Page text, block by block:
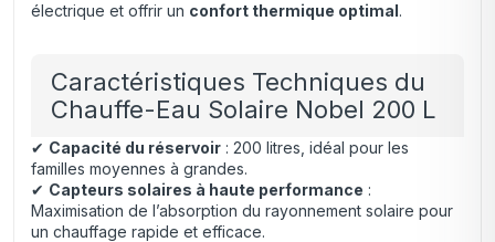
électrique et offrir un confort thermique optimal.
Caractéristiques Techniques du
Chauffe-Eau Solaire Nobel 200 L
✔ Capacité du réservoir : 200 litres, idéal pour les
familles moyennes à grandes.
✔ Capteurs solaires à haute performance :
Maximisation de l’absorption du rayonnement solaire pour
un chauffage rapide et efficace.